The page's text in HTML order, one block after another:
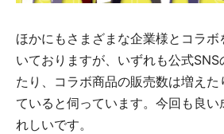
ほかにもさまざまな企業様とコラ
いておりますが、いずれも公式SNS
たり、コラボ商品の販売数は増えた
ていると伺っています。今回も良い
れしいです。